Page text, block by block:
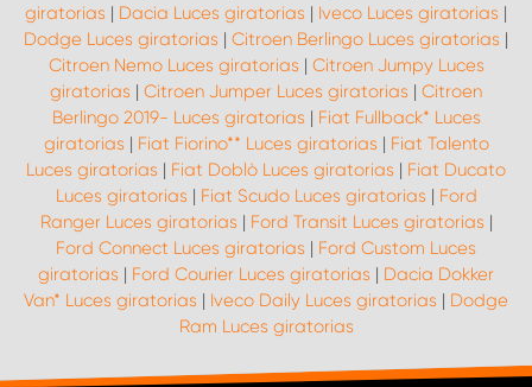
giratorias | Dacia Luces giratorias | Iveco Luces giratorias |
Dodge Luces giratorias | Citroen Berlingo Luces giratorias |
Citroen Nemo Luces giratorias | Citroen Jumpy Luces
giratorias | Citroen Jumper Luces giratorias | Citroen
Berlingo 2019- Luces giratorias | Fiat Fullback* Luces
giratorias | Fiat Fiorino** Luces giratorias | Fiat Talento
Luces giratorias | Fiat Doblò Luces giratorias | Fiat Ducato
Luces giratorias | Fiat Scudo Luces giratorias | Ford
Ranger Luces giratorias | Ford Transit Luces giratorias |
Ford Connect Luces giratorias | Ford Custom Luces
giratorias | Ford Courier Luces giratorias | Dacia Dokker
Van* Luces giratorias | Iveco Daily Luces giratorias | Dodge
Ram Luces giratorias